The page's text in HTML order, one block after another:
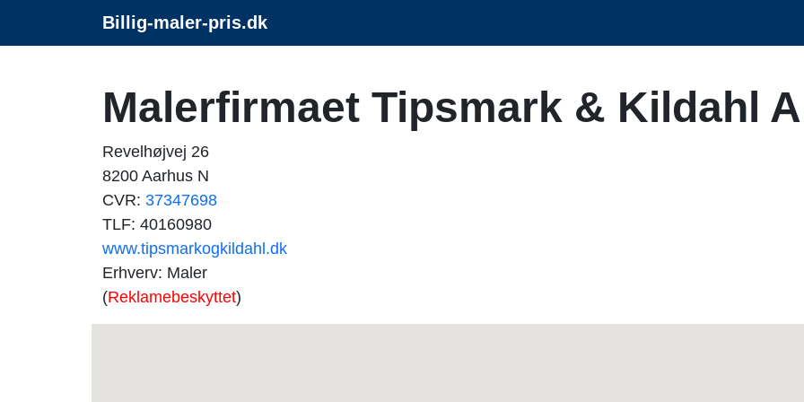
Billig-maler-pris.dk
Malerfirmaet Tipsmark & Kildahl
Revelhøjvej 26
8200 Aarhus N
CVR: 37347698
TLF: 40160980
www.tipsmarkogkildahl.dk
Erhverv: Maler
(Reklamebeskyttet)